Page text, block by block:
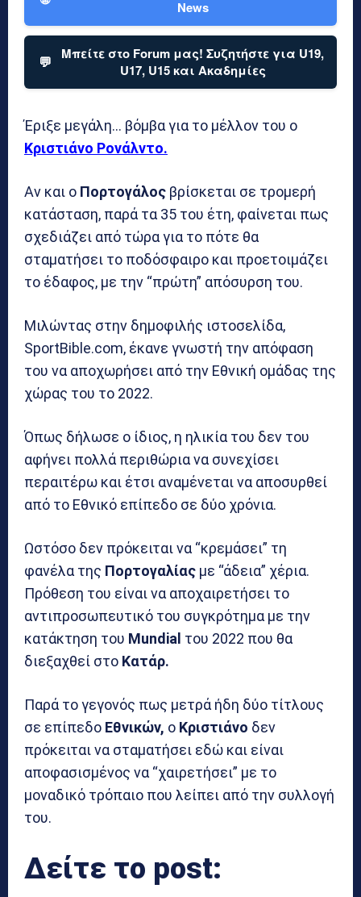
News
💬
Μπείτε στο Forum μας! Συζητήστε για U19,
U17, U15 και Ακαδημίες
Έριξε μεγάλη… βόμβα για το μέλλον του ο
Κριστιάνο Ρονάλντο.
Αν και ο Πορτογάλος βρίσκεται σε τρομερή
κατάσταση, παρά τα 35 του έτη, φαίνεται πως
σχεδιάζει από τώρα για το πότε θα
σταματήσει το ποδόσφαιρο και προετοιμάζει
το έδαφος, με την “πρώτη” απόσυρση του.
Μιλώντας στην δημοφιλής ιστοσελίδα,
SportBible.com, έκανε γνωστή την απόφαση
του να αποχωρήσει από την Εθνική ομάδας της
χώρας του το 2022.
Όπως δήλωσε ο ίδιος, η ηλικία του δεν του
αφήνει πολλά περιθώρια να συνεχίσει
περαιτέρω και έτσι αναμένεται να αποσυρθεί
από το Εθνικό επίπεδο σε δύο χρόνια.
Ωστόσο δεν πρόκειται να “κρεμάσει” τη
φανέλα της Πορτογαλίας με “άδεια” χέρια.
Πρόθεση του είναι να αποχαιρετήσει το
αντιπροσωπευτικό του συγκρότημα με την
κατάκτηση του Mundial του 2022 που θα
διεξαχθεί στο Κατάρ.
Παρά το γεγονός πως μετρά ήδη δύο τίτλους
σε επίπεδο Εθνικών, ο Κριστιάνο δεν
πρόκειται να σταματήσει εδώ και είναι
αποφασισμένος να “χαιρετήσει” με το
μοναδικό τρόπαιο που λείπει από την συλλογή
του.
Δείτε το post: